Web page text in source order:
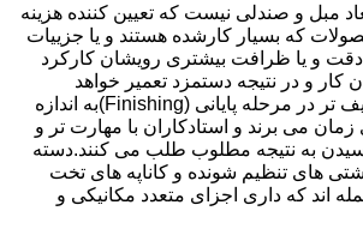
مبل و صندلی نیست که تعیین کننده هزینه
که بسیار کارشده هستند و یا جزییات
دقت و یا ظرافت بیشتری رویشان کارکرد
کار و در نتیجه دستمزد تعمیر خواهد
بود.برخی کارهای ظریف تر در مرحله پایانی (Finishing)به اندازه
می برند و استادکاران با مهارت تر و
به نتیجه مطلوب طلب می کنند.دسته
های تنظیم شونده و کاناپه های تخت
اند که داری اجزای متعدد مکانیکی و